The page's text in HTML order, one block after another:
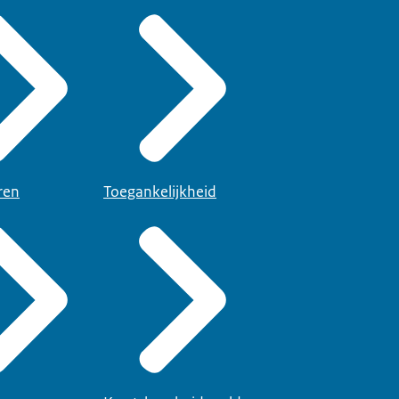
Toegankelijkheid